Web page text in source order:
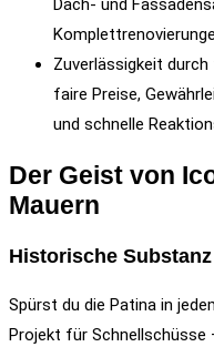
Dach- und
Zuverlässigkeit
faire Preise,
und schnelle
Der Geist von
Mauern
Historische
Spürst du die Patina in
Projekt für Schnellschüsse